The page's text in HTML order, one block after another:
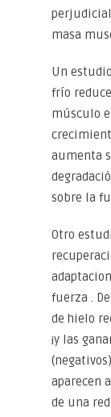
masa
Un
frío
músculo
aumenta
sobre la
Otro
fuerza .
de hielo
¡y las
aparecen
de una